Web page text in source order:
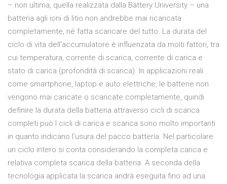
– non ultima, quella realizzata dalla Battery University – una
batteria agli ioni di litio non andrebbe mai ricaricata
completamente, né fatta scaricare del tutto. La durata del
ciclo di vita dell'accumulatore è influenzata da molti fattori, tra
cui temperatura, corrente di scarica, corrente di carica e
stato di carica (profondità di scarica). In applicazioni reali
come smartphone, laptop e auto elettriche, le batterie non
vengono mai caricate o scaricate completamente, quindi
definire la durata della batteria attraverso cicli di scarica
completi può I cicli di carica e scarica sono molto importanti
in quanto indicano l’usura del pacco batteria. Nel particolare
un ciclo intero si conta considerando la completa carica e
relativa completa scarica della batteria. A seconda della
tecnologia applicata la scarica andrà eseguita fino ad una